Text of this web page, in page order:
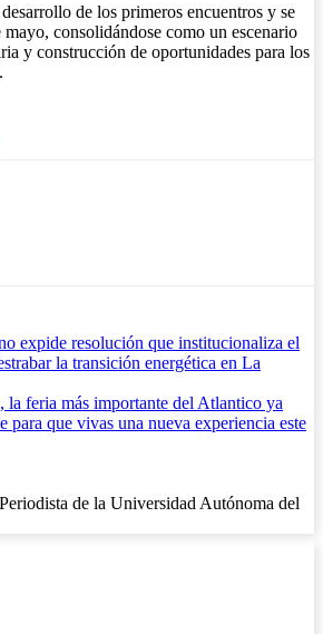
de los primeros encuentros y se
mayo, consolidándose como un escenario
y construcción de oportunidades para los
expide resolución que institucionaliza el
la transición energética en La
feria más importante del Atlantico ya
para que vivas una nueva experiencia este
de la Universidad Autónoma del